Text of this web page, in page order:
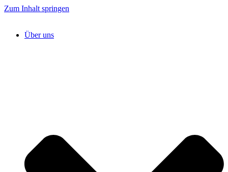
Zum Inhalt springen
Über uns